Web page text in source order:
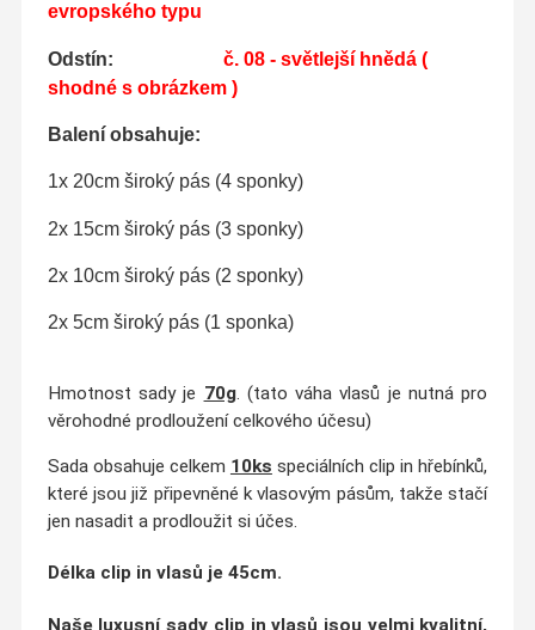
evropského typu
Odstín: č. 08 - světlejší hnědá (
shodné s obrázkem )
Balení obsahuje:
1x 20cm široký pás (4 sponky)
2x 15cm široký pás (3 sponky)
2x 10cm široký pás (2 sponky)
2x 5cm široký pás (1 sponka)
Hmotnost sady je 70g. (tato váha vlasů je nutná pro
věrohodné prodloužení celkového účesu)
Sada obsahuje celkem 10ks speciálních clip in hřebínků,
které jsou již připevněné k vlasovým pásům, takže stačí
jen nasadit a prodloužit si účes.
Délka clip in vlasů je 45cm.
Naše luxusní sady clip in vlasů jsou velmi kvalitní,